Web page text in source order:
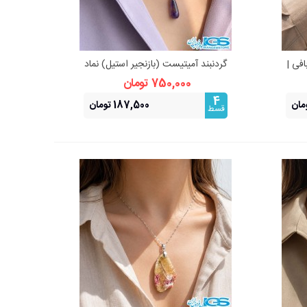
|
نمایش سریع
گردنبند آمیتیست (بازنجیر استیل) نماد
آرامش و محافظت
750,000 تومان
4
قسط 187,500 تومان